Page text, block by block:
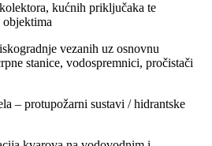
kućnih priključaka te
vezanih uz osnovnu
stanice, vodospremnici, pročistači
– protupožarni sustavi / hidrantske